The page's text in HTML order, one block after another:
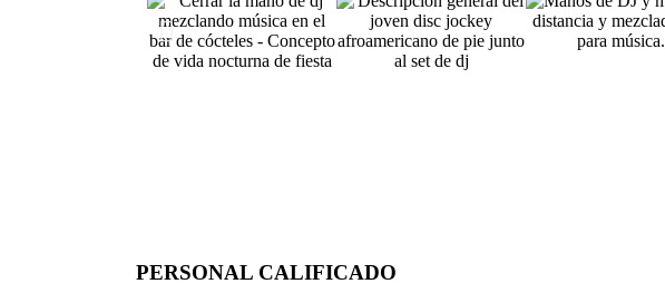
PERSONAL CALIFICADO